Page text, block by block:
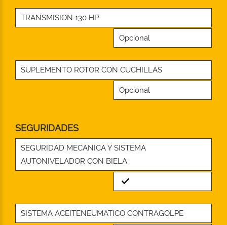
TRANSMISION 130 HP
Opcional
SUPLEMENTO ROTOR CON CUCHILLAS
Opcional
SEGURIDADES
SEGURIDAD MECANICA Y SISTEMA
AUTONIVELADOR CON BIELA
Standard
SISTEMA ACEITENEUMATICO CONTRAGOLPE